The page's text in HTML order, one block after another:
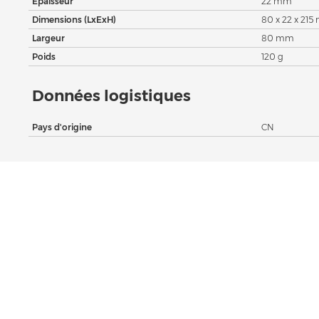
Dimensions (LxExH)
80 x 22 x 215
Largeur
80 mm
Poids
120 g
Données logistiques
Pays d'origine CN